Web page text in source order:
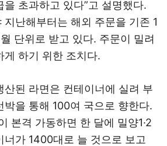
을 초과하고 있다”고 설명했다.
지난해부터는 해외 주문을 기존 1
단위로 받고 있다. 주문이 밀려
게 하기 위한 조치다.
산된 라면은 컨테이너에 실려 부
박을 통해 100여 국으로 향한다.
본격 가동하면 한 달에 밀양1·2
너가 1400대로 늘 것으로 보고